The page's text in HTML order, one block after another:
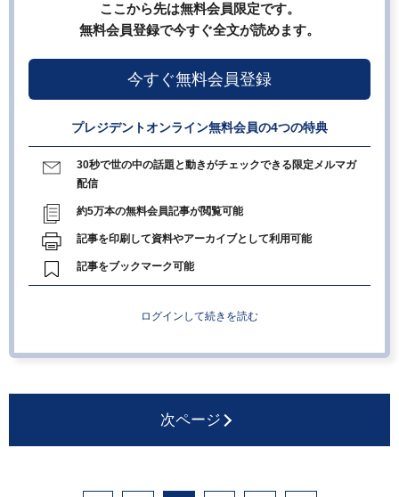
ここから先は無料会員限定です。
無料会員登録で今すぐ全文が読めます。
今すぐ無料会員登録
プレジデントオンライン無料会員の4つの特典
30秒で世の中の話題と動きがチェックできる限定メルマガ
配信
約5万本の無料会員記事が閲覧可能
記事を印刷して資料やアーカイブとして利用可能
記事をブックマーク可能
ログインして続きを読む
次ページ